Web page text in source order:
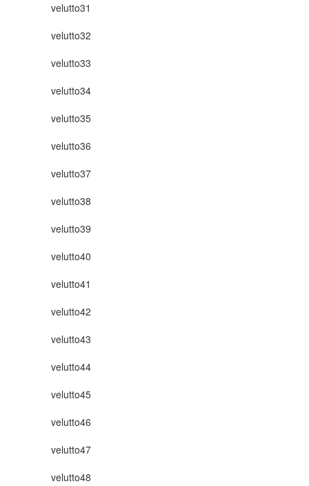
velutto31
velutto32
velutto33
velutto34
velutto35
velutto36
velutto37
velutto38
velutto39
velutto40
velutto41
velutto42
velutto43
velutto44
velutto45
velutto46
velutto47
velutto48